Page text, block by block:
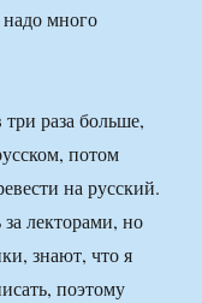
надо много
раза больше,
потом
на русский.
лекторами, но
знают, что я
поэтому